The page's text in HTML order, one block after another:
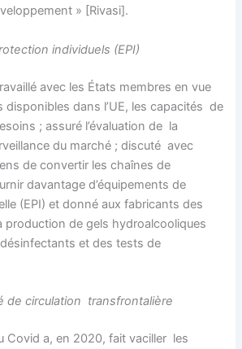
» [Rivasi].
individuels (EPI)
avec les États membres en vue
disponibles dans l’UE, les capacités de
; assuré l’évaluation de la
du marché ; discuté avec
de convertir les chaînes de
davantage d’équipements de
(EPI) et donné aux fabricants des
production de gels hydroalcooliques
et des tests de
de circulation transfrontalière
Covid a, en 2020, fait vaciller les